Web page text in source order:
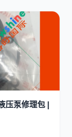
泵修理包 |